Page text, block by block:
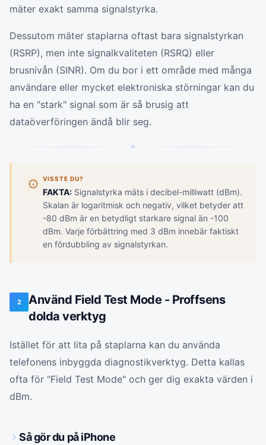
mäter exakt samma signalstyrka.
Dessutom mäter staplarna oftast bara signalstyrkan
(RSRP), men inte signalkvaliteten (RSRQ) eller
brusnivån (SINR). Om du bor i ett område med många
användare eller mycket elektroniska störningar kan du
ha en "stark" signal som är så brusig att
dataöverföringen ändå blir seg.
VISSTE DU?
FAKTA: Signalstyrka mäts i decibel-milliwatt (dBm).
Skalan är logaritmisk och negativ, vilket betyder att
-80 dBm är en betydligt starkare signal än -100
dBm. Varje förbättring med 3 dBm innebär faktiskt
en fördubbling av signalstyrkan.
2
Använd Field Test Mode - Proffsens
dolda verktyg
Istället för att lita på staplarna kan du använda
telefonens inbyggda diagnostikverktyg. Detta kallas
ofta för "Field Test Mode" och ger dig exakta värden i
dBm.
Så gör du på iPhone